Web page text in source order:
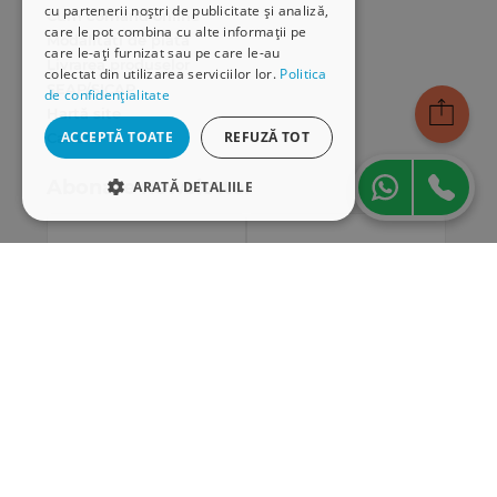
cu partenerii noștri de publicitate și analiză,
care le pot combina cu alte informații pe
care le-ați furnizat sau pe care le-au
colectat din utilizarea serviciilor lor. Politica
de confidențialitate
ACCEPTĂ TOATE REFUZĂ TOT
ARATĂ DETALIILE
Cum comand online
Modalități de plată
Livrarea produselor
SEAP/SICAP
Hartă site
Cariere
Abonare newsletter